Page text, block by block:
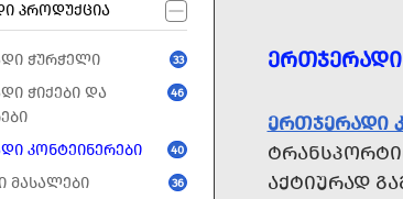
ᲞᲠᲝᲓᲣᲥᲪᲘᲐ
ᲭᲣᲠᲭᲔᲚᲘ 33
ᲭᲘᲥᲔᲑᲘ ᲓᲐ
46
ᲙᲝᲜᲢᲔᲘᲜᲔᲠᲔᲑᲘ 40
ᲛᲐᲡᲐᲚᲔᲑᲘ 36
ᲔᲠᲗᲯᲔᲠᲐᲓᲘ
ᲔᲠᲗᲯᲔᲠᲐᲓᲘ
ᲐᲥᲢᲘᲣᲠᲐᲓ